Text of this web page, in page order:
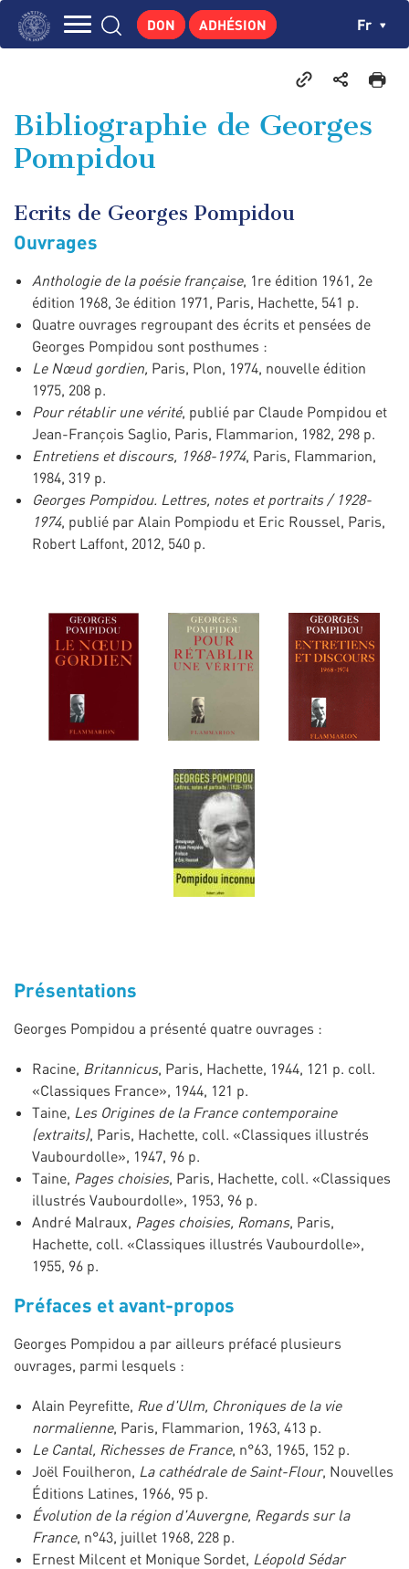
Aller
CENTRE DE RECHERCHES
PUBLICATIONS
ENSEIGNEMENT
DON ADHÉSION Fr
Bibliographie de Georges
Pompidou
Ecrits de Georges Pompidou
Ouvrages
Anthologie de la poésie française, 1re édition 1961, 2e
édition 1968, 3e édition 1971, Paris, Hachette, 541 p.
Quatre ouvrages regroupant des écrits et pensées de
Georges Pompidou sont posthumes :
Le Nœud gordien, Paris, Plon, 1974, nouvelle édition
1975, 208 p.
Pour rétablir une vérité, publié par Claude Pompidou et
Jean-François Saglio, Paris, Flammarion, 1982, 298 p.
Entretiens et discours, 1968-1974, Paris, Flammarion,
1984, 319 p.
Georges Pompidou. Lettres, notes et portraits / 1928-
1974, publié par Alain Pompiodu et Eric Roussel, Paris,
Robert Laffont, 2012, 540 p.
Présentations
Georges Pompidou a présenté quatre ouvrages :
Racine, Britannicus, Paris, Hachette, 1944, 121 p. coll.
«Classiques France», 1944, 121 p.
Taine, Les Origines de la France contemporaine
(extraits), Paris, Hachette, coll. «Classiques illustrés
Vaubourdolle», 1947, 96 p.
Taine, Pages choisies, Paris, Hachette, coll. «Classiques
illustrés Vaubourdolle», 1953, 96 p.
André Malraux, Pages choisies, Romans, Paris,
Hachette, coll. «Classiques illustrés Vaubourdolle»,
1955, 96 p.
Préfaces et avant-propos
Georges Pompidou a par ailleurs préfacé plusieurs
ouvrages, parmi lesquels :
Alain Peyrefitte, Rue d'Ulm, Chroniques de la vie
normalienne, Paris, Flammarion, 1963, 413 p.
Le Cantal, Richesses de France, n°63, 1965, 152 p.
Joël Fouilheron, La cathédrale de Saint-Flour, Nouvelles
Éditions Latines, 1966, 95 p.
Évolution de la région d'Auvergne, Regards sur la
France, n°43, juillet 1968, 228 p.
Ernest Milcent et Monique Sordet, Léopold Sédar
Panneau de gestion des cookies